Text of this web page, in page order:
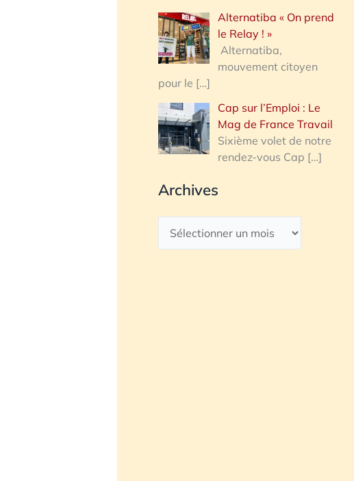
Alternatiba « On prend
le Relay ! »
Alternatiba,
mouvement citoyen
pour le […]
Cap sur l’Emploi : Le
Mag de France Travail
Sixième volet de notre
rendez-vous Cap […]
Archives